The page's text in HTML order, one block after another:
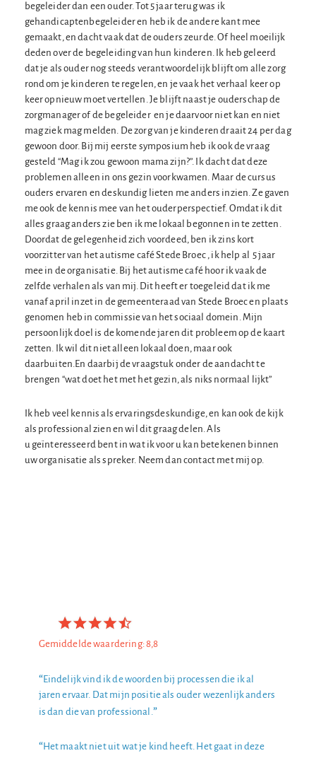
begeleider dan een ouder. Tot 5 jaar terug was ik
gehandicaptenbegeleider en heb ik de andere kant mee
gemaakt, en dacht vaak dat de ouders zeurde. Of heel moeilijk
deden over de begeleiding van hun kinderen. Ik heb geleerd
dat je als ouder nog steeds verantwoordelijk blijft om alle zorg
rond om je kinderen te regelen, en je vaak het verhaal keer op
keer opnieuw moet vertellen. Je blijft naast je ouderschap de
zorgmanager of de begeleider en je daarvoor niet kan en niet
mag ziek mag melden. De zorg van je kinderen draait 24 per dag
gewoon door. Bij mij eerste symposium heb ik ook de vraag
gesteld “Mag ik zou gewoon mama zijn?”. Ik dacht dat deze
problemen alleen in ons gezin voorkwamen. Maar de cursus
ouders ervaren en deskundig lieten me anders inzien. Ze gaven
me ook de kennis mee van het ouderperspectief. Omdat ik dit
alles graag anders zie ben ik me lokaal begonnen in te zetten.
Doordat de gelegenheid zich voordeed, ben ik zins kort
voorzitter van het autisme café Stede Broec , ik help al 5 jaar
mee in de organisatie. Bij het autisme café hoor ik vaak de
zelfde verhalen als van mij. Dit heeft er toegeleid dat ik me
vanaf april inzet in de gemeenteraad van Stede Broec en plaats
genomen heb in commissie van het sociaal domein. Mijn
persoonlijk doel is de komende jaren dit probleem op de kaart
zetten. Ik wil dit niet alleen lokaal doen, maar ook
daarbuiten.En daarbij de vraagstuk onder de aandacht te
brengen “wat doet het met het gezin, als niks normaal lijkt”
Ik heb veel kennis als ervaringsdeskundige, en kan ook de kijk
als professional zien en wil dit graag delen. Als
u geïnteresseerd bent in wat ik voor u kan betekenen binnen
uw organisatie als spreker. Neem dan contact met mij op.
Gemiddelde waardering: 8,8
“Eindelijk vind ik de woorden bij processen die ik al
jaren ervaar. Dat mijn positie als ouder wezenlijk anders
is dan die van professional. ”
“Het maakt niet uit wat je kind heeft. Het gaat in deze